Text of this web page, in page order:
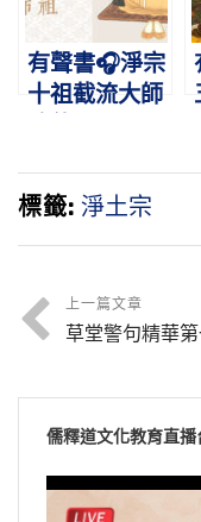
有聲書🎧淨宗
十祖截流大師
標籤: 淨土宗
上一篇文章
草堂警句精華
儒釋道文化教育直播